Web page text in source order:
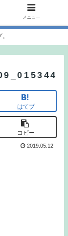
はてブ
コピー
2019.05.12
メニュー